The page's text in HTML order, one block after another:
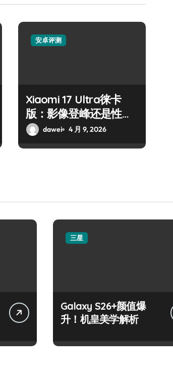
安卓评测
Xiaomi 17 Ultra徕卡
版：影像登峰还是性能
霸主？
dawei 4 月 9, 2026
三星
Galaxy S26+颜值爆
升！机皇美学解析